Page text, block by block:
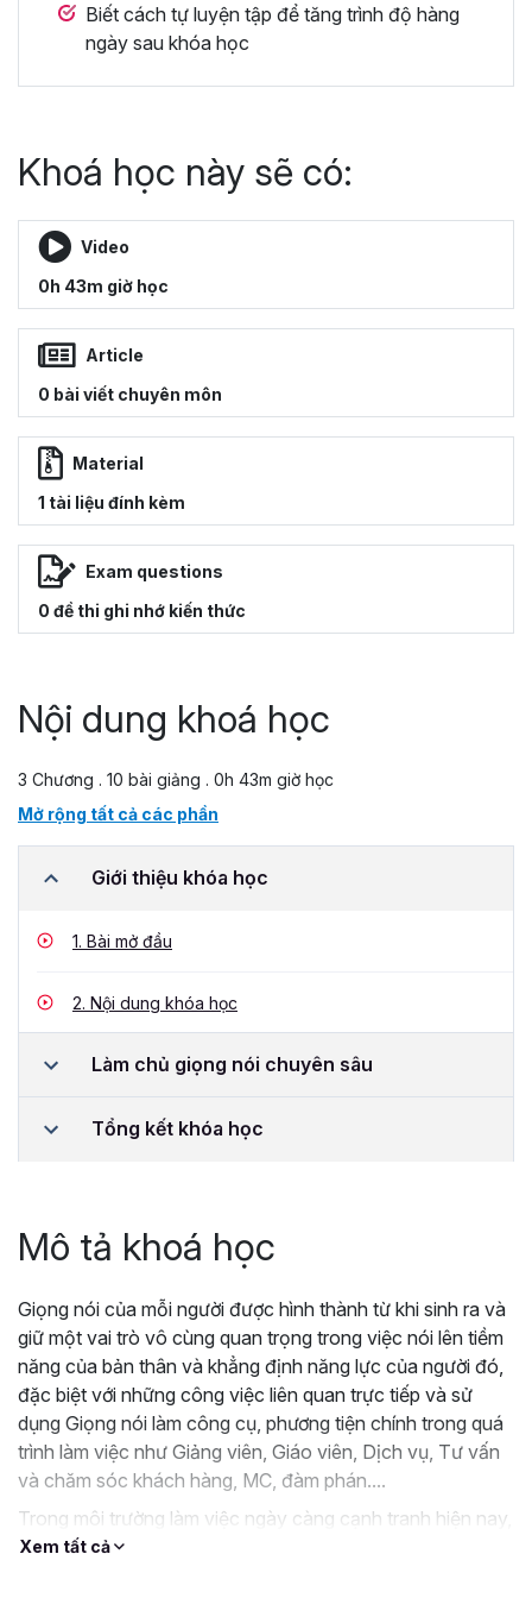
Biết cách tự luyện tập để tăng trình độ hàng
ngày sau khóa học
Khoá học này sẽ có:
Video
0h 43m giờ học
Article
0 bài viết chuyên môn
Material
1 tài liệu đính kèm
Exam questions
0 đề thi ghi nhớ kiến thức
Nội dung khoá học
3 Chương . 10 bài giảng . 0h 43m giờ học
Mở rộng tất cả các phần
Giới thiệu khóa học
1. Bài mở đầu
2. Nội dung khóa học
Làm chủ giọng nói chuyên sâu
Tổng kết khóa học
Mô tả khoá học
Giọng nói của mỗi người được hình thành từ khi sinh ra và
giữ một vai trò vô cùng quan trọng trong việc nói lên tiềm
năng của bản thân và khẳng định năng lực của người đó,
đặc biệt với những công việc liên quan trực tiếp và sử
dụng Giọng nói làm công cụ, phương tiện chính trong quá
trình làm việc như Giảng viên, Giáo viên, Dịch vụ, Tư vấn
và chăm sóc khách hàng, MC, đàm phán....
Trong môi trường làm việc ngày càng cạnh tranh hiện nay,
giọng nói hay trở nên cần thiết hơn bao giờ hết, một giọng
Xem tất cả